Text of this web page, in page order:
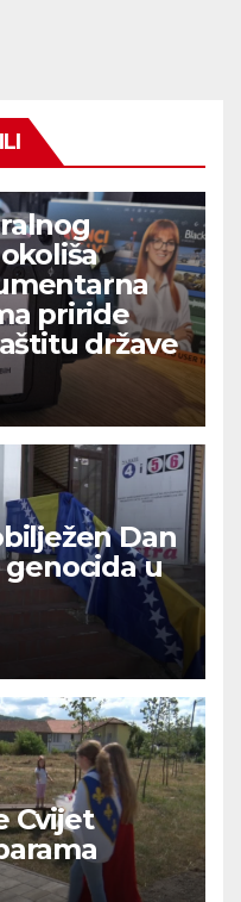
priride
države
Dan
genocida u
Cvijet